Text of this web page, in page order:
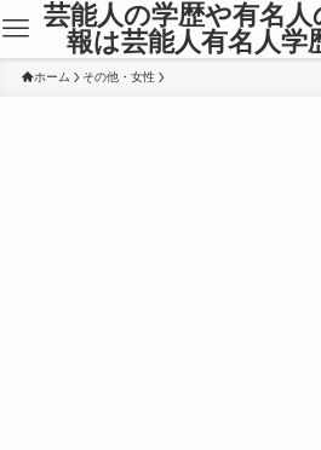
芸能人の学歴や有名
報は芸能人有名人学
ホーム その他・女性